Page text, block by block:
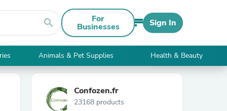
search For
Businesses Sign In
Animals & Pet Supplies Health & Beauty
Confozen.fr
23168 products